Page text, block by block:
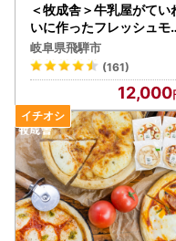
＜牧成舎＞牛乳屋がてい
いに作ったフレッシュモ
ツァレラチーズ5個 モッツ
ァレラチーズ 飛騨市[AI04
8VC13]
岐阜県飛騨市
(161)
12,000